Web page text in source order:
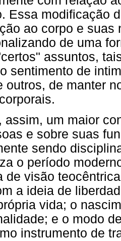
Essa modificação
ao corpo e suas
de uma
assuntos,
sentimento de
outros, de manter
assim, um maior
e sobre suas
sendo
o período
de visão
a ideia de
vida; o
e o modo
instrumento de